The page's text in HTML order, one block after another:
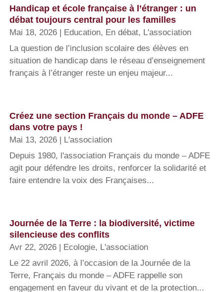
Handicap et école française à l’étranger : un
débat toujours central pour les familles
Mai 18, 2026 Education, En débat, L'association
La question de l’inclusion scolaire des élèves en
situation de handicap dans le réseau d’enseignement
français à l’étranger reste un enjeu majeur...
Créez une section Français du monde – ADFE
dans votre pays !
Mai 13, 2026
L'association
Depuis 1980, l'association Français du monde – ADFE
agit pour défendre les droits, renforcer la solidarité et
faire entendre la voix des Françaises...
Journée de la Terre : la biodiversité, victime
silencieuse des conflits
Avr 22, 2026 Ecologie, L'association
Le 22 avril 2026, à l’occasion de la Journée de la
Terre, Français du monde – ADFE rappelle son
engagement en faveur du vivant et de la protection...